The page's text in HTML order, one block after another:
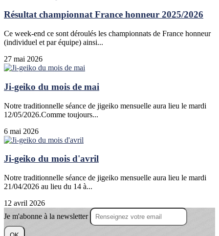
Résultat championnat France honneur 2025/2026
Ce week-end ce sont déroulés les championnats de France honneur
(individuel et par équipe) ainsi...
27 mai 2026
Ji-geiko du mois de mai
Notre traditionnelle séance de jigeiko mensuelle aura lieu le mardi
12/05/2026.Comme toujours...
6 mai 2026
Ji-geiko du mois d'avril
Notre traditionnelle séance de jigeiko mensuelle aura lieu le mardi
21/04/2026 au lieu du 14 à...
12 avril 2026
Je m'abonne à la newsletter